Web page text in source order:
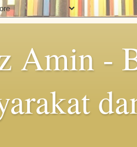
Amin -